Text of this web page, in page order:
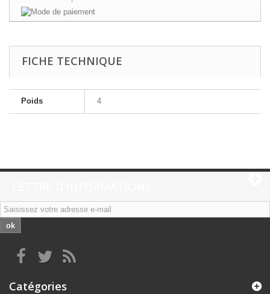
FICHE TECHNIQUE
Poids 4
ok
Catégories